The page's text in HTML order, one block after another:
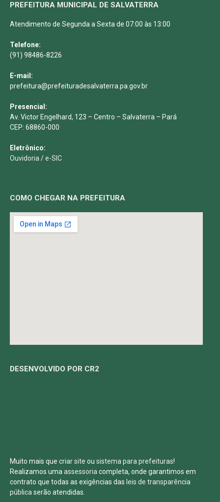
PREFEITURA MUNICIPAL DE SALVATERRA
Atendimento de Segunda a Sexta de 07:00 às 13:00
Telefone:
(91) 98486-8226
E-mail:
prefeitura@prefeituradesalvaterra.pa.gov.br
Presencial:
Av. Victor Engelhard, 123 – Centro – Salvaterra – Pará
CEP: 68860-000
Eletrônico:
Ouvidoria/e-SIC
COMO CHEGAR NA PREFEITURA
DESENVOLVIDO POR CR2
Muito mais que criar site ou sistema para prefeituras!
Realizamos umaassessoriacompleta, onde garantimos em
contrato que todas as exigências das leis de transparência
públicaserão atendidas.